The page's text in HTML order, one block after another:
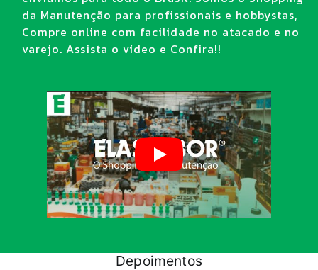
da Manutenção para profissionais e hobbystas,
Compre online com facilidade no atacado e no
varejo. Assista o vídeo e Confira!!
Depoimentos